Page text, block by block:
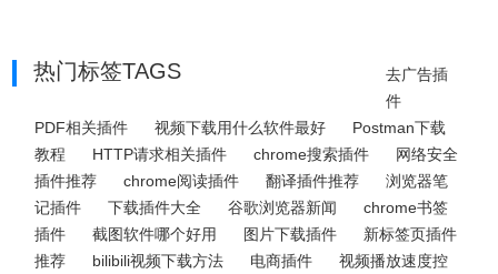
热门标签TAGS
去广告插
件
PDF相关插件
视频下载用什么软件最好
Postman下载
教程
HTTP请求相关插件 chrome搜索插件
网络安全
插件推荐
chrome阅读插件 翻译插件推荐
浏览器笔
记插件
下载插件大全 谷歌浏览器新闻
chrome书签
插件
截图软件哪个好用 图片下载插件
新标签页插件
推荐
bilibili视频下载方法 电商插件
视频播放速度控